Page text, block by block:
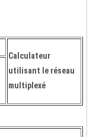
Calculateur
utilisant le réseau
multiplexé